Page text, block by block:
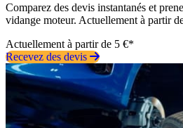
Comparez des devis instantanés et
vidange moteur. Actuellement à partir
Actuellement à partir de 5 €*
Recevez des devis